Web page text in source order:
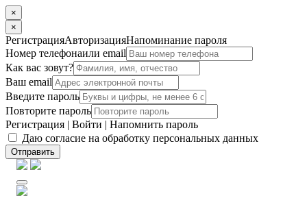
×
×
РегистрацияАвторизацияНапоминание пароля
Номер телефонаили email
Как вас зовут?
Ваш email
Введите пароль
Повторите пароль
Регистрация | Войти | Напомнить пароль
Даю согласие на обработку персональных данных
Отправить